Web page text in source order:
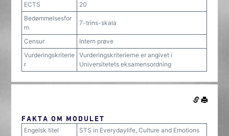
ECTS
20
Bedømmelsesfor
m
7-trins-skala
Censur
Intern prøve
Vurderingskriterie
r
Vurderingskriterierne er angivet i
Universitetets eksamensordning
FAKTA OM MODULET
Engelsk titel
STS in Everydaylife, Culture and Emotions